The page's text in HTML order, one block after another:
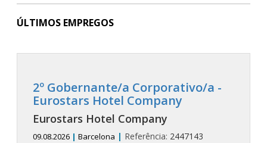
ÚLTIMOS EMPREGOS
2º Gobernante/a Corporativo/a -
Eurostars Hotel Company
Eurostars Hotel Company
09.08.2026 | Barcelona | Referência: 2447143